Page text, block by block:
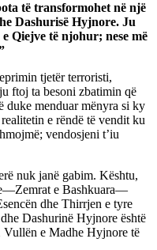
të transformohet në një
Dashurisë Hyjnore. Ju
Qiejve të njohur; nese më
tjetër terroristi,
ftoj ta besoni zbatimin që
duke menduar mënyra si ky
e rëndë të vendit ku
vendosjeni t’iu
nuk janë gabim. Kështu,
e Bashkuara—
dhe Thirrjen e tyre
Dashurinë Hyjnore është
Vullën e Madhe Hyjnore të